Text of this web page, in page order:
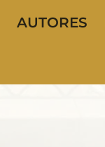
AUTORES